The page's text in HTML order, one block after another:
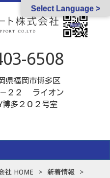
6508
福岡市博多区
２２ ライオン
博多２０２号室
社 HOME > 新着情報
>
Select Language >